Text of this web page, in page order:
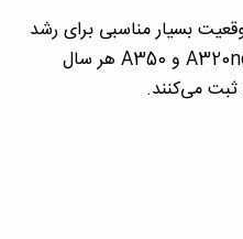
بسیار مناسبی برای رشد
آینده قرار دارد؛ زیرا خانواده‌های A320neo و A350 هر سال
می‌کنند.